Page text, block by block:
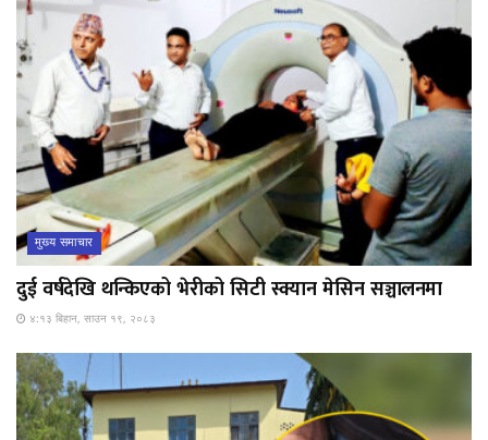
मुख्य समाचार
दुई वर्षदेखि थन्किएको भेरीको सिटी स्क्यान मेसिन सञ्चालनमा
४:१३ बिहान, साउन १९, २०८३